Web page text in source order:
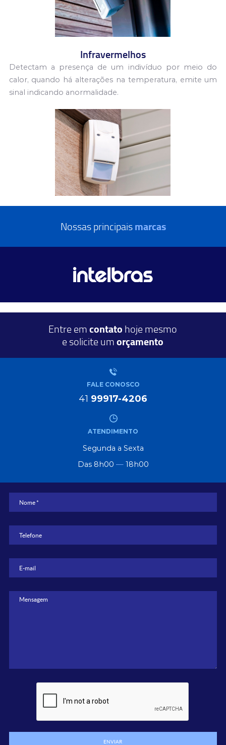
Infravermelhos
Detectam a presença de um indivíduo por meio do
calor, quando há alterações na temperatura, emite um
sinal indicando anormalidade.
Nossasprincipaismarcas
Entre emcontato hoje mesmo
e solicite umorçamento
FALE CONOSCO
41 99917-4206
ATENDIMENTO
Segunda a Sexta
Das 8h00 —18h00
ENVIAR